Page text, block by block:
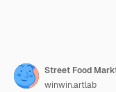
winwin.artlab